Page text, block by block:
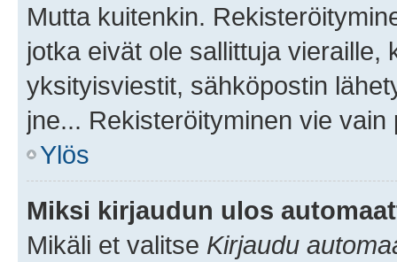
Mutta kuitenkin.
jotka eivät ole sallittuja vieraille,
yksityisviestit, sähköpostin
jne... Rekisteröityminen vie
Ylös
Miksi kirjaudun ulos
Mikäli et valitse Kirjaudu